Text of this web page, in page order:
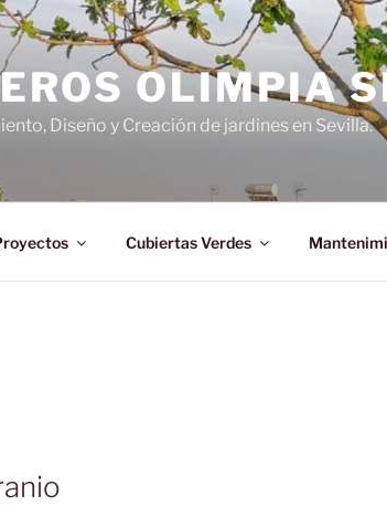
OLIMPIA
Diseño y Creación de jardines en Sevilla.
Cubiertas Verdes